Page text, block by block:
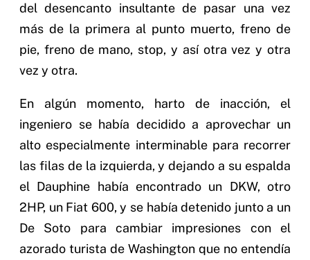
del desencanto insultante de pasar una vez
más de la primera al punto muerto, freno de
pie, freno de mano, stop, y así otra vez y otra
vez y otra.
En algún momento, harto de inacción, el
ingeniero se había decidido a aprovechar un
alto especialmente interminable para recorrer
las filas de la izquierda, y dejando a su espalda
el Dauphine había encontrado un DKW, otro
2HP, un Fiat 600, y se había detenido junto a un
De Soto para cambiar impresiones con el
azorado turista de Washington que no entendía